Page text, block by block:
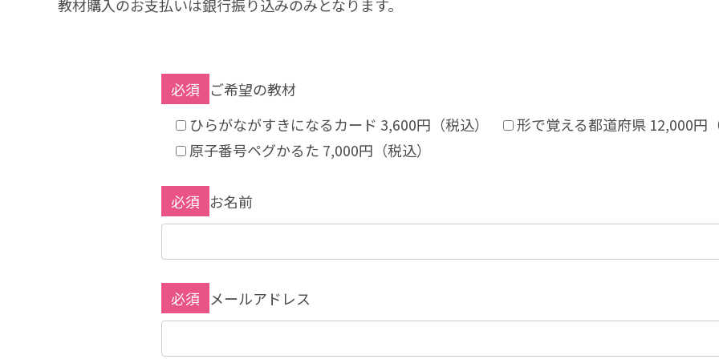
教材購入のお支払いは銀行振り込みのみとなります。
必須 ご希望の教材
ひらがながすきになるカード 3,600円（税込）
形で覚える都道府県 12,000円
原子番号ペグかるた 7,000円（税込）
必須 お名前
必須 メールアドレス